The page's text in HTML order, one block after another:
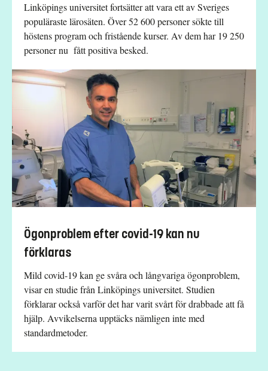
Linköpings universitet fortsätter att vara ett av Sveriges
populäraste lärosäten. Över 52 600 personer sökte till
höstens program och fristående kurser. Av dem har 19 250
personer nu fått positiva besked.
Ögonproblem efter covid-19 kan nu
förklaras
Mild covid-19 kan ge svåra och långvariga ögonproblem,
visar en studie från Linköpings universitet. Studien
förklarar också varför det har varit svårt för drabbade att få
hjälp. Avvikelserna upptäcks nämligen inte med
standardmetoder.